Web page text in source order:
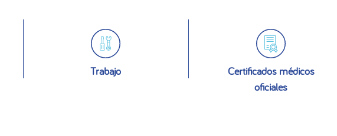
Trabajo
Certificados médicos
oficiales